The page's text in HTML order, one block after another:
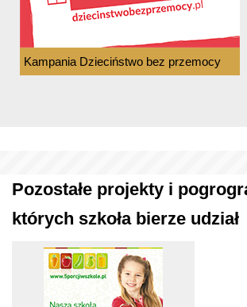
Kampania Dzieciństwo bez przemocy
Pozostałe projekty i
których szkoła bierze udział